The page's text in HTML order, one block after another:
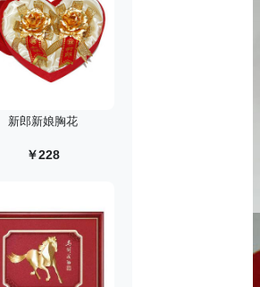
新郎新娘胸花
￥228